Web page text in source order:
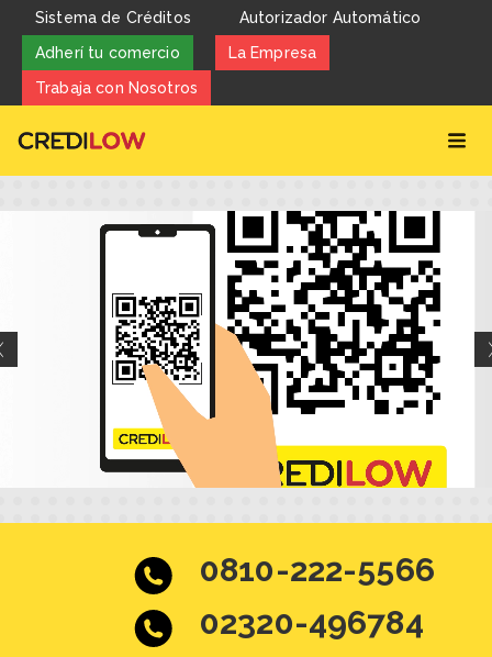
Sistema de Créditos
Autorizador Automático
Adherí tu comercio
La Empresa
Trabaja con Nosotros
0810-222-5566
02320-496784